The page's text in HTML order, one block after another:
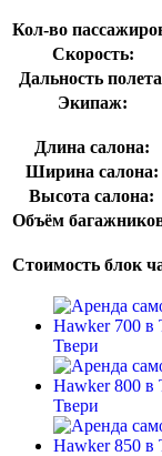
Кол-во
Скорость:
Дальность
Экипаж:
Длина салона:
Ширина салона:
Высота салона:
Oбъём
Стоимость блок
Твери
Твери